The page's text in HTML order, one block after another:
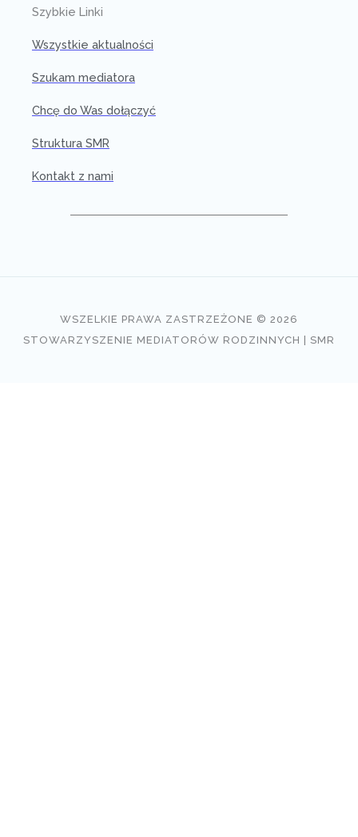
Szybkie Linki
Wszystkie aktualności
Szukam mediatora
Chcę do Was dołączyć
Struktura SMR
Kontakt z nami
WSZELKIE PRAWA ZASTRZEŻONE © 2026
STOWARZYSZENIE MEDIATORÓW RODZINNYCH | SMR